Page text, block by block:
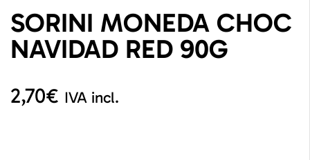
SORINI MONEDA CHOC
NAVIDAD RED 90G
2,70€ IVA incl.